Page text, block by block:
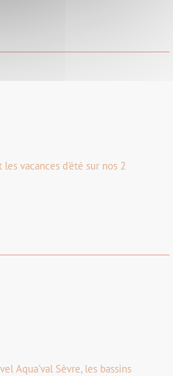
vacances d'été sur nos 2
Aqua'val Sèvre, les bassins